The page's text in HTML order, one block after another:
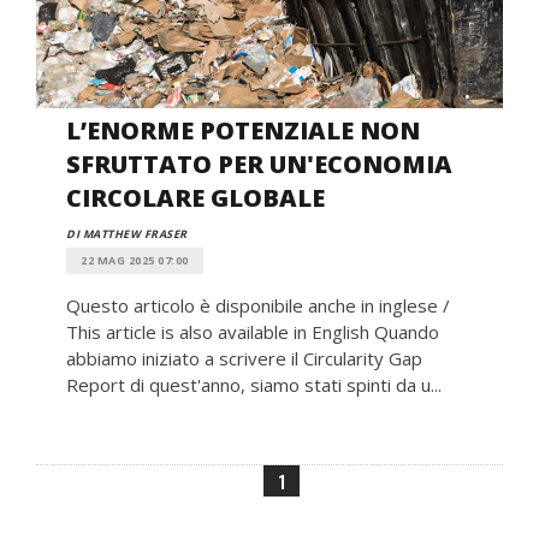
L’ENORME POTENZIALE NON
SFRUTTATO PER UN'ECONOMIA
CIRCOLARE GLOBALE
DI MATTHEW FRASER
22 MAG 2025 07:00
Questo articolo è disponibile anche in inglese /
This article is also available in English Quando
abbiamo iniziato a scrivere il Circularity Gap
Report di quest'anno, siamo stati spinti da u...
1